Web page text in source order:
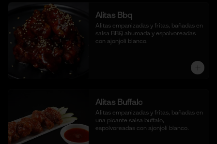
Alitas Bbq
Alitas empanizadas y fritas, bañadas en
salsa BBQ ahumada y espolvoreadas
con ajonjolí blanco.
Alitas Buffalo
Alitas empanizadas y fritas, bañadas en
una picante salsa buffalo,
espolvoreadas con ajonjolí blanco.